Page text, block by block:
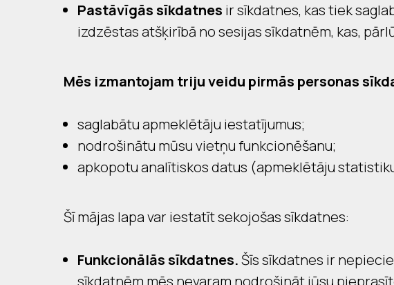
Pastāvīgās sīkdatnes ir sīkdatnes, kas tiek
izdzēstas atšķirībā no sesijas sīkdatnēm, kas,
Mēs izmantojam triju veidu pirmās personas
saglabātu apmeklētāju iestatījumus;
nodrošinātu mūsu vietņu funkcionēšanu;
apkopotu analītiskos datus (apmeklētāju
Šī mājas lapa var iestatīt sekojošas sīkdatnes:
Funkcionālās sīkdatnes.Šīs sīkdatnes ir
sīkdatnēm mēs nevaram nodrošināt jūsu